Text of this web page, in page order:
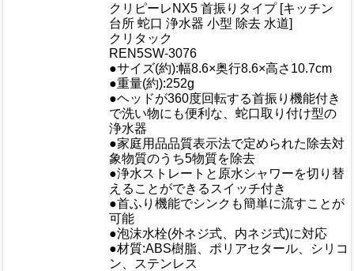
クリピーレNX5 首振りタイプ [キッチン
台所 蛇口 浄水器 小型 除去 水道]
クリタック
REN5SW-3076
●サイズ(約):幅8.6×奥行8.6×高さ10.7cm
●重量(約):252g
●ヘッドが360度回転する首振り機能付き
で洗い物にも便利な、蛇口取り付け型の
浄水器
●家庭用品品質表示法で定められた除去対
象物質のうち5物質を除去
●浄水ストレートと原水シャワーを切り替
えることができるスイッチ付き
●首ふり機能でシンクも簡単に流すことが
可能
●泡沫水栓(外ネジ式、内ネジ式)に対応
●材質:ABS樹脂、ポリアセタール、シリコ
ン、ステンレス